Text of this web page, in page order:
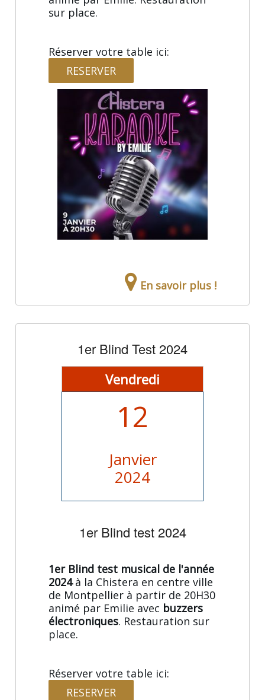
sur place.
Réserver votre table ici:
RESERVER
En savoir plus !
1er Blind Test 2024
Vendredi
12
Janvier
2024
1er Blind test 2024
1er Blind test musical de l'année
2024à la Chistera en centre ville
de Montpellier à partir de 20H30
animé par Emilie avec buzzers
électroniques. Restauration sur
place.
Réserver votre table ici:
RESERVER